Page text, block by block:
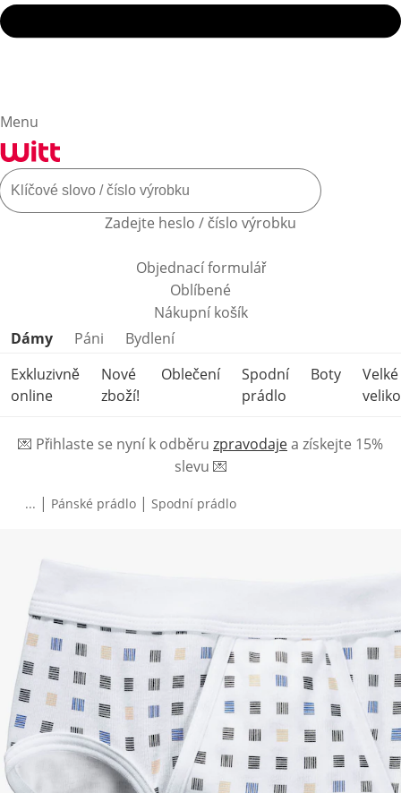
Menu
Zadejte heslo / číslo výrobku
Objednací formulář
Oblíbené
Nákupní košík
Přeskočit kategorie produktů
Dámy Páni
Bydlení
Exkluzivně
online
Nové
zboží!
Oblečení
Spodní
prádlo
Boty
Velké
💌 Přihlaste se nyní k odběru zpravodajea získejte 15%
slevu 💌
... | Pánské prádlo | Spodní prádlo